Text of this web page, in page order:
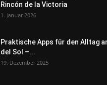
Rincón de la Victoria
1. Januar 2026
Praktische Apps für den Alltag
del Sol –...
19. Dezember 2025